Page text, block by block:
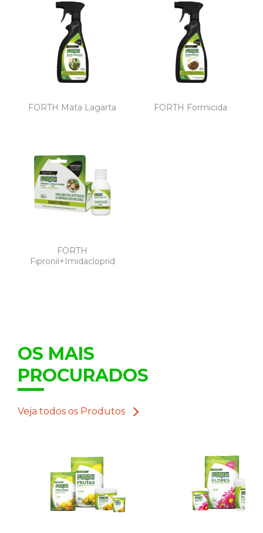
FORTH Mata Lagarta FORTH Formicida
FORTH
Fipronil+Imidacloprid
OS MAIS
PROCURADOS
Veja todos os Produtos